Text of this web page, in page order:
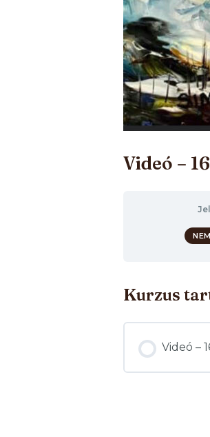
Videó –
Kurzus
Videó –